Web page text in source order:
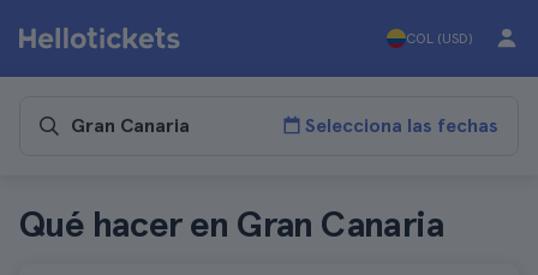
COL (USD)
Selecciona las fechas
Qué hacer en Gran Canaria